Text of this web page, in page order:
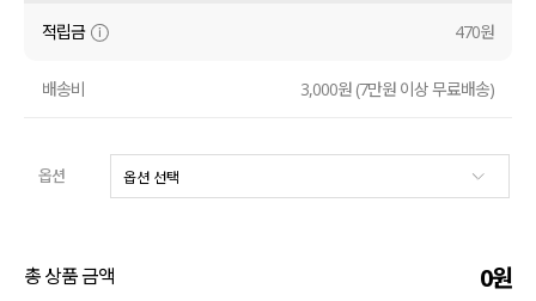
원피스
니트
적립금 470원
배송비 3,000원 (7만원 이상 무료배송)
옵션
총 상품 금액 0원